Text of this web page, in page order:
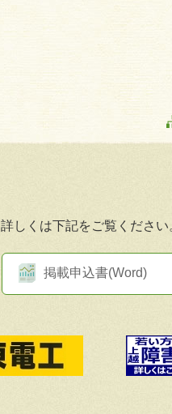
詳しくは下記をご覧ください
掲載申込書(Word)